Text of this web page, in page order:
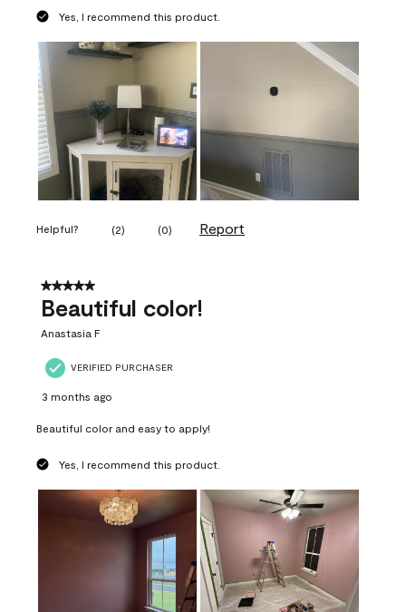
Yes, I recommend this product.
Helpful? (2) (0) Report
5 out of 5 stars.
Beautiful color!
Anastasia F
VERIFIED PURCHASER
3 months ago
Beautiful color and easy to apply!
Yes, I recommend this product.